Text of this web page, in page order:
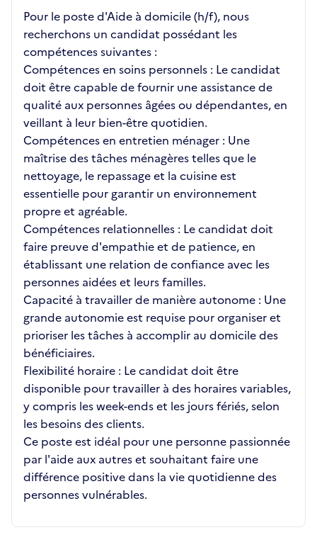
Pour le poste d'Aide à domicile (h/f), nous
recherchons un candidat possédant les
compétences suivantes :
Compétences en soins personnels : Le candidat
doit être capable de fournir une assistance de
qualité aux personnes âgées ou dépendantes, en
veillant à leur bien-être quotidien.
Compétences en entretien ménager : Une
maîtrise des tâches ménagères telles que le
nettoyage, le repassage et la cuisine est
essentielle pour garantir un environnement
propre et agréable.
Compétences relationnelles : Le candidat doit
faire preuve d'empathie et de patience, en
établissant une relation de confiance avec les
personnes aidées et leurs familles.
Capacité à travailler de manière autonome : Une
grande autonomie est requise pour organiser et
prioriser les tâches à accomplir au domicile des
bénéficiaires.
Flexibilité horaire : Le candidat doit être
disponible pour travailler à des horaires variables,
y compris les week-ends et les jours fériés, selon
les besoins des clients.
Ce poste est idéal pour une personne passionnée
par l'aide aux autres et souhaitant faire une
différence positive dans la vie quotidienne des
personnes vulnérables.